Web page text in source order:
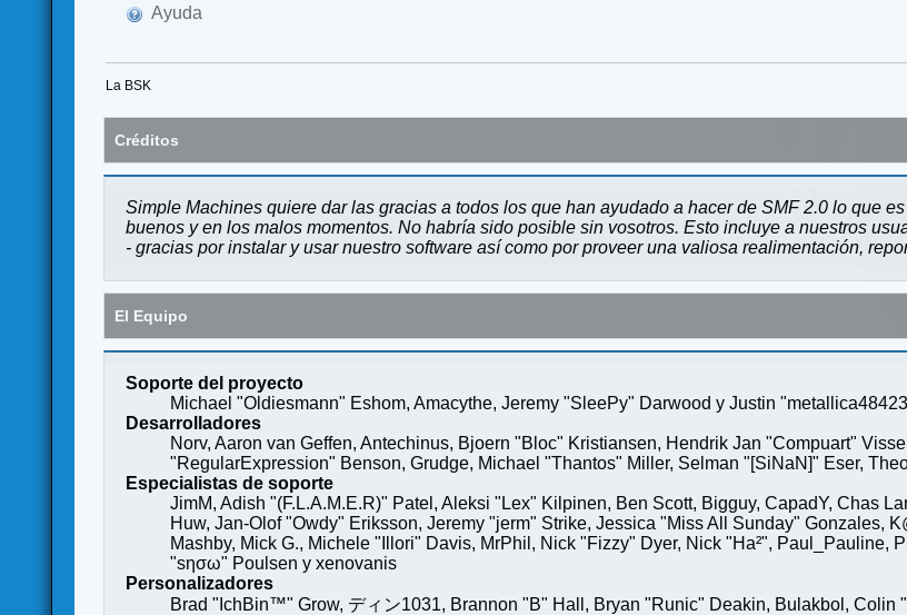
Ayuda
La BSK
Créditos
Simple Machines quiere dar las gracias a todos los que han ayudado a hacer de SMF 2.0 lo que
buenos y en los malos momentos. No habría sido posible sin vosotros. Esto incluye a nuestros
- gracias por instalar y usar nuestro software así como por proveer una valiosa realimentación,
El Equipo
Soporte del proyecto
Michael "Oldiesmann" Eshom, Amacythe, Jeremy "SleePy" Darwood y Justin
Desarrolladores
Norv, Aaron van Geffen, Antechinus, Bjoern "Bloc" Kristiansen, Hendrik Jan "Compuart"
"RegularExpression" Benson, Grudge, Michael "Thantos" Miller, Selman "[SiNaN]" Eser,
Especialistas de soporte
JimM, Adish "(F.L.A.M.E.R)" Patel, Aleksi "Lex" Kilpinen, Ben Scott, Bigguy, CapadY, Chas
Huw, Jan-Olof "Owdy" Eriksson, Jeremy "jerm" Strike, Jessica "Miss All Sunday" Gonzales,
Mashby, Mick G., Michele "Illori" Davis, MrPhil, Nick "Fizzy" Dyer, Nick "Ha²", Paul_Pauline,
"sησω" Poulsen y xenovanis
Personalizadores
Brad "IchBin™" Grow, ディン1031, Brannon "B" Hall, Bryan "Runic" Deakin, Bulakbol, Colin